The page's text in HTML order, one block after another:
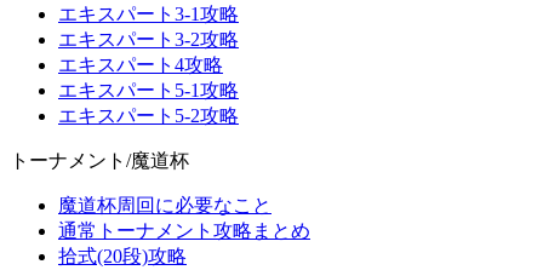
エキスパート3-1攻略
エキスパート3-2攻略
エキスパート4攻略
エキスパート5-1攻略
エキスパート5-2攻略
トーナメント/魔道杯
魔道杯周回に必要なこと
通常トーナメント攻略まとめ
拾式(20段)攻略